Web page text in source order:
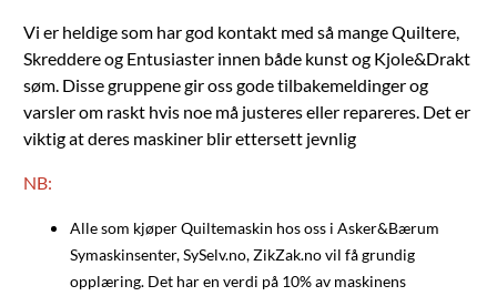
Vi er heldige som har god kontakt med så mange Quiltere,
Skreddere og Entusiaster innen både kunst og Kjole&Drakt
søm. Disse gruppene gir oss gode tilbakemeldinger og
varsler om raskt hvis noe må justeres eller repareres. Det er
viktig at deres maskiner blir ettersett jevnlig
NB:
Alle som kjøper Quiltemaskin hos oss i Asker&Bærum
Symaskinsenter, SySelv.no, ZikZak.no vil få grundig
opplæring. Det har en verdi på 10% av maskinens